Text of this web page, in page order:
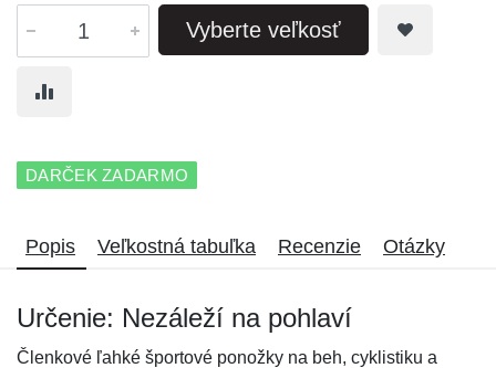
Vyberte veľkosť
DARČEK ZADARMO
Popis Veľkostná tabuľka Recenzie Otázky
Určenie: Nezáleží na pohlaví
Členkové ľahké športové ponožky na beh, cyklistiku a